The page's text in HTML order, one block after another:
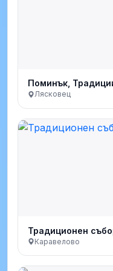
Поминък,
Лясковец
Традиционен
Каравелово